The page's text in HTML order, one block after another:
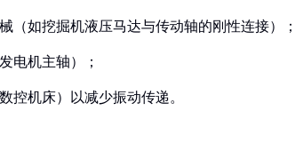
（如挖掘机液压马达与传动轴的刚性连接）；
电机主轴）；
控机床）以减少振动传递。